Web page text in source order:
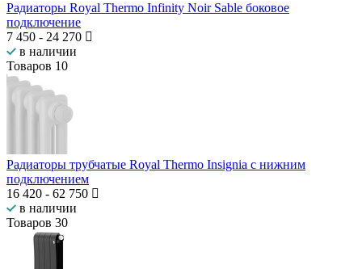
Радиаторы Royal Thermo Infinity Noir Sable боковое
подключение
7 450 - 24 270
в наличии
Товаров 10
Радиаторы трубчатые Royal Thermo Insignia с нижним
подключением
16 420 - 62 750
в наличии
Товаров 30